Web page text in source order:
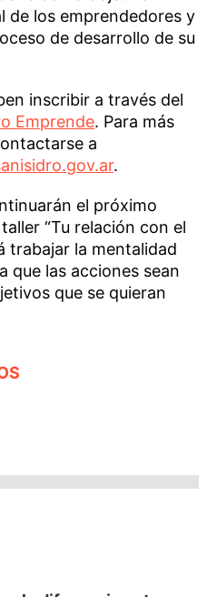
de los emprendedores y
de desarrollo de su
inscribir a través del
Emprende. Para más
a
.
el próximo
“Tu relación con el
trabajar la mentalidad
que las acciones sean
que se quieran